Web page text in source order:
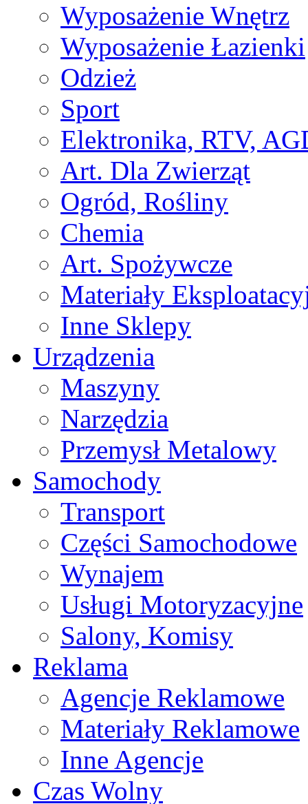
Wyposażenie Wnętrz
Wyposażenie Łazienki
Odzież
Sport
Elektronika, RTV,
Art. Dla Zwierząt
Ogród, Rośliny
Chemia
Art. Spożywcze
Materiały
Inne Sklepy
Urządzenia
Maszyny
Narzędzia
Przemysł Metalowy
Samochody
Transport
Części Samochodowe
Wynajem
Usługi Motoryzacyjne
Salony, Komisy
Reklama
Agencje Reklamowe
Materiały Reklamowe
Inne Agencje
Czas Wolny